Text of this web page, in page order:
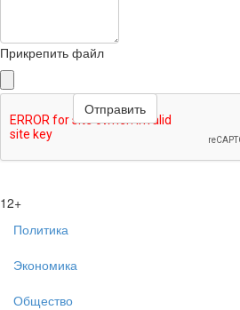
Прикрепить файл
12+
Политика
Экономика
Общество